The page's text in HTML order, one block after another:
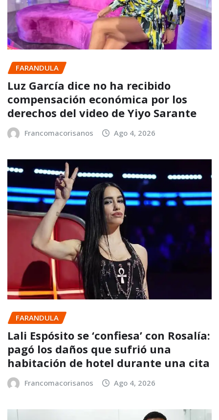
FARANDULA
Luz García dice no ha recibido
compensación económica por los
derechos del video de Yiyo Sarante
Francomacorisanos Ago 4, 2026
FARANDULA
Lali Espósito se ‘confiesa’ con Rosalía:
pagó los daños que sufrió una
habitación de hotel durante una cita
Francomacorisanos Ago 4, 2026